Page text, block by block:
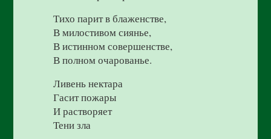
Тихо парит в блаженстве,
В милостивом сиянье,
В истинном совершенстве,
В полном очарованье.
Ливень нектара
Гасит пожары
И растворяет
Тени зла